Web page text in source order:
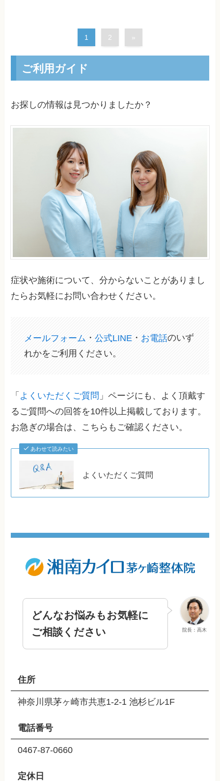
1 2 »
ご利用ガイド
お探しの情報は見つかりましたか？
症状や施術について、分からないことがありまし
たらお気軽にお問い合わせください。
メールフォーム ・公式LINE ・ お電話のいず
れかをご利用ください。
「 よくいただくご質問 」ページにも、よく頂戴す
るご質問への回答を10件以上掲載しております。
お急ぎの場合は、こちらもご確認ください。
あわせて読みたい
よくいただくご質問
院長：高木
どんなお悩みもお気軽に
ご相談ください
住所
神奈川県茅ヶ崎市共恵1-2-1 池杉ビル1F
電話番号
0467-87-0660
定休日